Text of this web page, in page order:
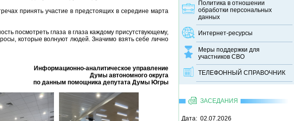
Политика в отношении
обработки персональных
данных
Интернет-ресурсы
Меры поддержки для
участников СВО
ТЕЛЕФОННЫЙ CПРАВОЧНИК
ЗАСЕДАНИЯ
Дата: 02.07.2026
принять участие в предстоящих в середине марта
посмотреть глаза в глаза каждому присутствующему,
которые волнуют людей. Значимо взять себе лично
Информационно-аналитическое управление
Думы автономного округа
по данным помощника депутата Думы Югры